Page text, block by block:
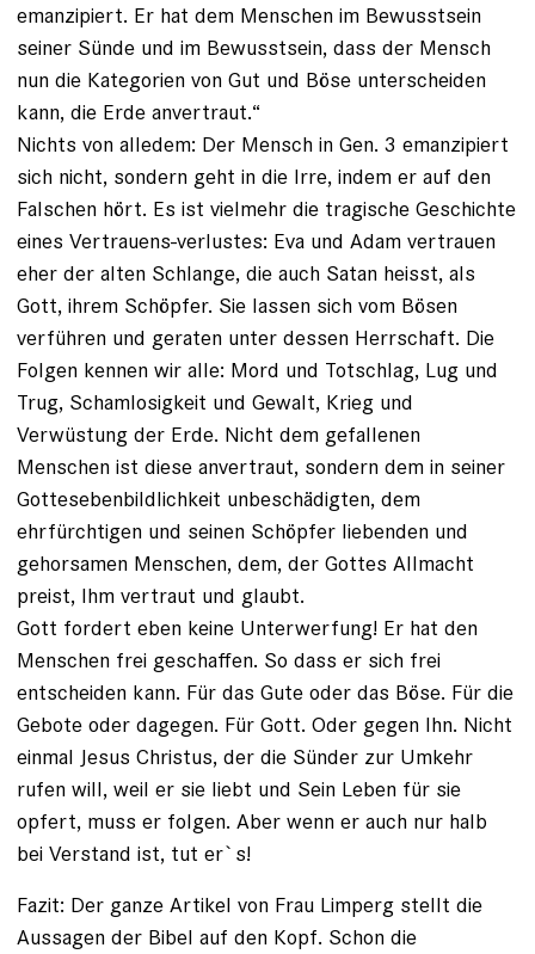
emanzipiert. Er hat dem Menschen im Bewusstsein
seiner Sünde und im Bewusstsein, dass der Mensch
nun die Kategorien von Gut und Böse unterscheiden
kann, die Erde anvertraut.“
Nichts von alledem: Der Mensch in Gen. 3 emanzipiert
sich nicht, sondern geht in die Irre, indem er auf den
Falschen hört. Es ist vielmehr die tragische Geschichte
eines Vertrauens-verlustes: Eva und Adam vertrauen
eher der alten Schlange, die auch Satan heisst, als
Gott, ihrem Schöpfer. Sie lassen sich vom Bösen
verführen und geraten unter dessen Herrschaft. Die
Folgen kennen wir alle: Mord und Totschlag, Lug und
Trug, Schamlosigkeit und Gewalt, Krieg und
Verwüstung der Erde. Nicht dem gefallenen
Menschen ist diese anvertraut, sondern dem in seiner
Gottesebenbildlichkeit unbeschädigten, dem
ehrfürchtigen und seinen Schöpfer liebenden und
gehorsamen Menschen, dem, der Gottes Allmacht
preist, Ihm vertraut und glaubt.
Gott fordert eben keine Unterwerfung! Er hat den
Menschen frei geschaffen. So dass er sich frei
entscheiden kann. Für das Gute oder das Böse. Für die
Gebote oder dagegen. Für Gott. Oder gegen Ihn. Nicht
einmal Jesus Christus, der die Sünder zur Umkehr
rufen will, weil er sie liebt und Sein Leben für sie
opfert, muss er folgen. Aber wenn er auch nur halb
bei Verstand ist, tut er`s!
Fazit: Der ganze Artikel von Frau Limperg stellt die
Aussagen der Bibel auf den Kopf. Schon die